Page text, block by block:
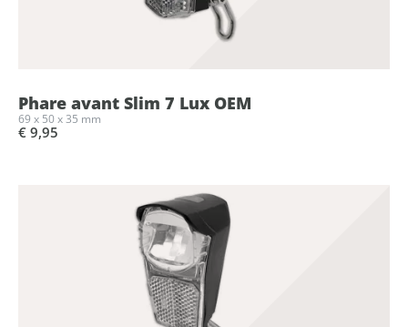
Phare avant Slim 7 Lux OEM
69 x 50 x 35 mm
€ 9,95